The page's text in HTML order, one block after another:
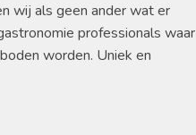
wij als geen ander wat er
professionals waar
worden. Uniek en